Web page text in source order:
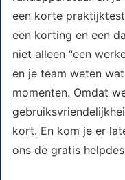
een korte
een korting en een
niet alleen “een
en je team weten
momenten. Omdat
kort. En kom je er
ons de gratis